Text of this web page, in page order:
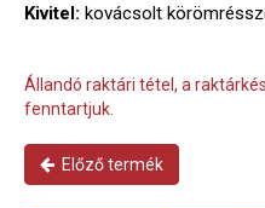
Kivitel: kovácsolt
Állandó raktári tétel, a
fenntartjuk.
Előző termék